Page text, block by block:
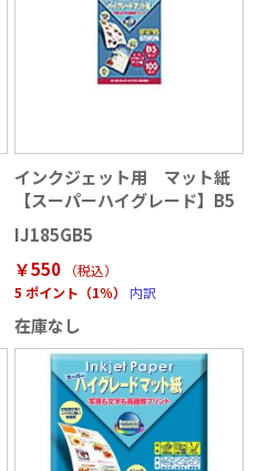
インクジェット用 マット紙
【スーパーハイグレード】B5
IJ185GB5
￥550
（税込）
5 ポイント（1％）
内訳
在庫なし